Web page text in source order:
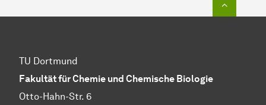
TU Dortmund
Fakultät für Chemie und Chemische Biologie
Otto-Hahn-Str. 6